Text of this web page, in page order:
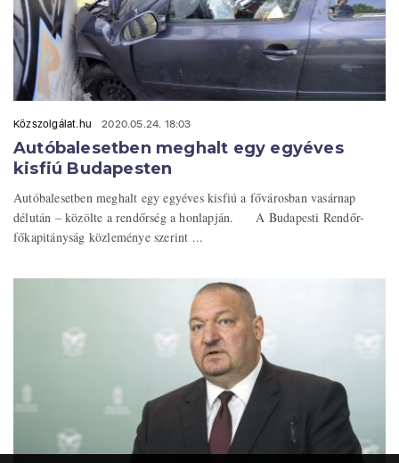
Közszolgálat.hu 2020.05.24. 18:03
Autóbalesetben meghalt egy egyéves
kisfiú Budapesten
Autóbalesetben meghalt egy egyéves kisfiú a fővárosban vasárnap
délután – közölte a rendőrség a honlapján. A Budapesti Rendőr-
főkapitányság közleménye szerint ...